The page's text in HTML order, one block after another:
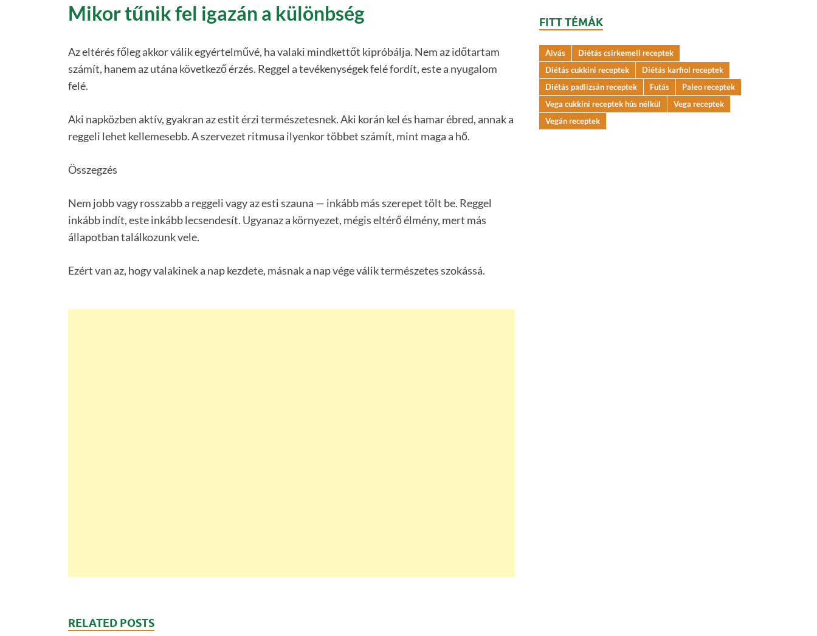
Mikor tűnik fel igazán a különbség
Az eltérés főleg akkor válik egyértelművé, ha valaki mindkettőt kipróbálja. Nem az időtartam
számít, hanem az utána következő érzés. Reggel a tevékenységek felé fordít, este a nyugalom
felé.
Aki napközben aktív, gyakran az estit érzi természetesnek. Aki korán kel és hamar ébred, annak a
reggeli lehet kellemesebb. A szervezet ritmusa ilyenkor többet számít, mint maga a hő.
Összegzés
Nem jobb vagy rosszabb a reggeli vagy az esti szauna — inkább más szerepet tölt be. Reggel
inkább indít, este inkább lecsendesít. Ugyanaz a környezet, mégis eltérő élmény, mert más
állapotban találkozunk vele.
Ezért van az, hogy valakinek a nap kezdete, másnak a nap vége válik természetes szokássá.
RELATED POSTS
FITT TÉMÁK
Alvás
Diétás csirkemell receptek
Diétás cukkini receptek
Diétás karfiol receptek
Diétás padlizsán receptek
Futás
Paleo receptek
Vega cukkini receptek hús nélkül
Vega receptek
Vegán receptek